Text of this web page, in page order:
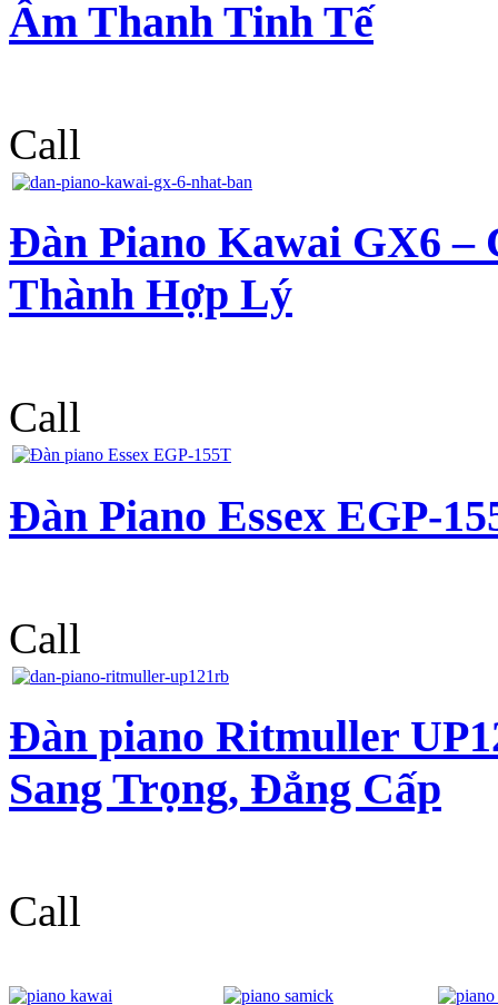
Âm Thanh Tinh Tế
Call
Đàn Piano Kawai GX6 –
Thành Hợp Lý
Call
Đàn Piano Essex EGP-
Call
Đàn piano Ritmuller
Sang Trọng, Đẳng Cấp
Call